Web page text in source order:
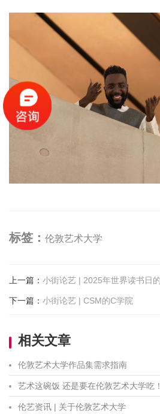
标签： 伦敦艺术大学
上一篇 ：
下一篇 ： 小街论艺 | CSM的C学院
相关文章
伦敦艺术大学作品集需求指南
艺术这碗饭 还是要在伦敦艺术大学吃！
伦艺资讯 | 关于伦敦艺术大学